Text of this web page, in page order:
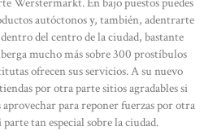
autóctonos y, también, adentrarte
del centro de la ciudad, bastante
mucho más sobre 300 prostíbulos
ofrecen sus servicios. A su nuevo
por otra parte sitios agradables si
para reponer fuerzas por otra
tan especial sobre la ciudad.